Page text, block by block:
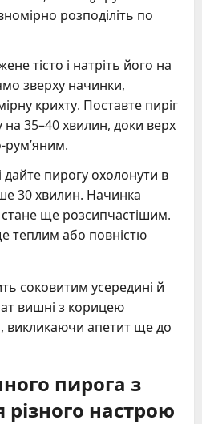
розподіліть по
тісто і натріть його на
зверху начинки,
крихту. Поставте пиріг
на 35–40 хвилин, доки верх
рум’яним.
дайте пирогу охолонути в
30 хвилин. Начинка
стане ще розсипчастішим.
теплим або повністю
соковитим усередині й
вишні з корицею
викликаючи апетит ще до
пирога з
настрою